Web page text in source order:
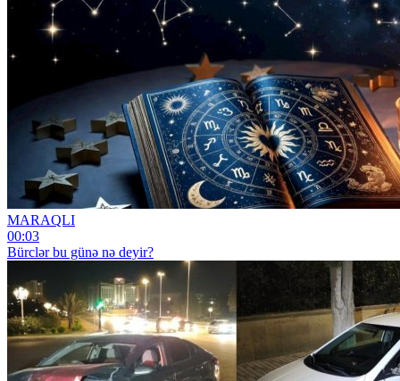
MARAQLI
00:03
Bürclər bu günə nə deyir?